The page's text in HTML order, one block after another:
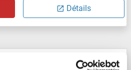
Détails
Term)